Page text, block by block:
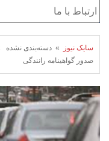
سایک نیوز
» دسته‌بندی نشده
صدور گواهینامه رانندگی